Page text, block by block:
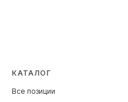
КАТАЛОГ
Все позиции